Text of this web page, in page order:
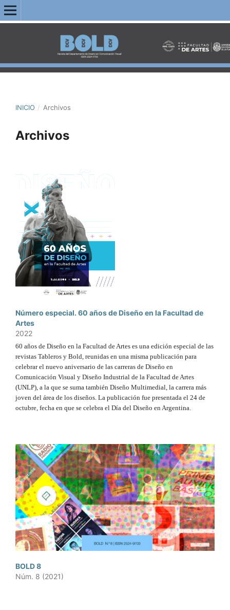
INICIO / Archivos
Archivos
Número especial. 60 años de Diseño en la Facultad de
Artes
2022
60 años de Diseño en la Facultad de Artes es una edición especial de las
revistas Tableros y Bold, reunidas en una misma publicación para
celebrar el nuevo aniversario de las carreras de Diseño en
Comunicación Visual y Diseño Industrial de la Facultad de Artes
(UNLP), a la que se suma también Diseño Multimedial, la carrera más
joven del área de los diseños. La publicación fue presentada el 24 de
octubre, fecha en que se celebra el Día del Diseño en Argentina.
BOLD 8
Núm. 8 (2021)